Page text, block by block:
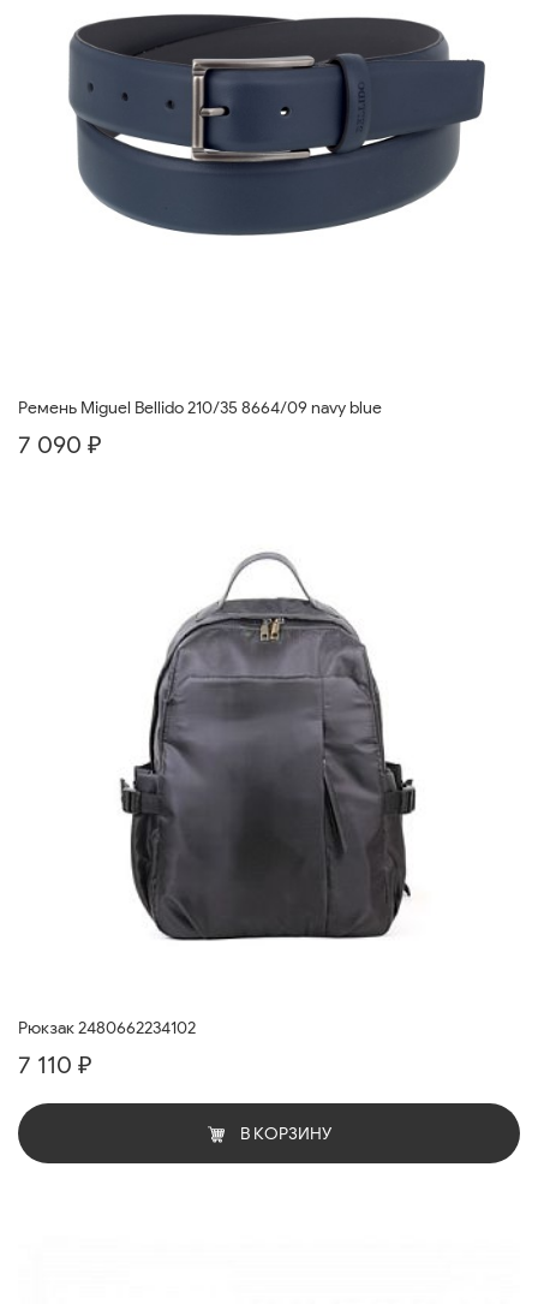
Ремень Miguel Bellido 210/35 8664/09 navy blue
7 090 ₽
Рюкзак 2480662234102
7 110 ₽
В КОРЗИНУ